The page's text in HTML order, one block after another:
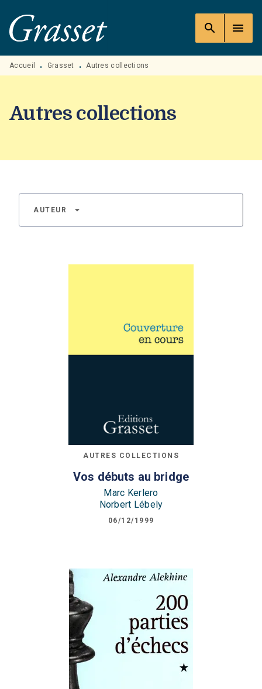
MENU RECHERCHE
PIED DE PAGE
search menu
Accueil • Grasset • Autres collections
Autres collections
AUTEUR arrow_drop_down
AUTRES COLLECTIONS
Vos débuts au bridge
Marc Kerlero
Norbert Lébely
06/12/1999